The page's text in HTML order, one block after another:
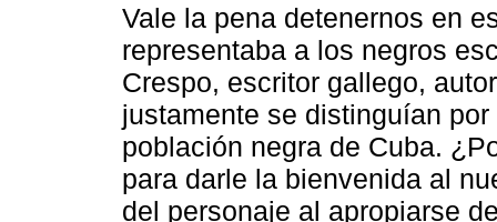
Vale la pena detenernos en
representaba a los negros
Crespo, escritor gallego,
justamente se distinguían
población negra de Cuba.
para darle la bienvenida al
del personaje al apropiarse